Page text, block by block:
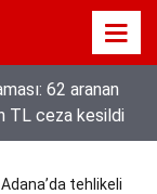
62 aranan
TL ceza kesildi
yok
Adana’da tehlikeli